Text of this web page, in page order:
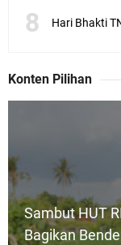
Konten Pilihan
Sambut HUT
Bagikan